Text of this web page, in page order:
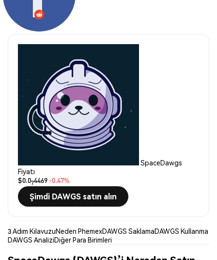
SpaceDawgs
Fiyatı
$0.074469 -0.47%
Şimdi DAWGS satın alın
3 Adım KılavuzuNeden PhemexDAWGS SaklamaDAWGS Kullanma
DAWGS AnaliziDiğer Para Birimleri